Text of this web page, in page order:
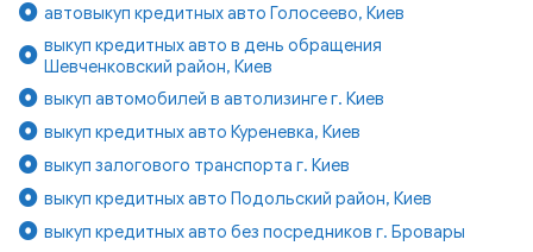
автовыкуп кредитных авто Голосеево, Киев
выкуп кредитных авто в день обращения
Шевченковский район, Киев
выкуп автомобилей в автолизинге г. Киев
выкуп кредитных авто Куреневка, Киев
выкуп залогового транспорта г. Киев
выкуп кредитных авто Подольский район, Киев
выкуп кредитных авто без посредников г. Бровары